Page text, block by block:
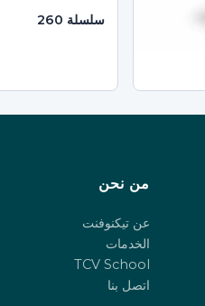
سلسلة 260
من نحن
عن تيكنوفنت
الخدمات
TCV School
اتصل بنا